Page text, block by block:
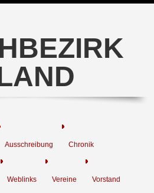
Ausschreibung Chronik
Weblinks Vereine Vorstand